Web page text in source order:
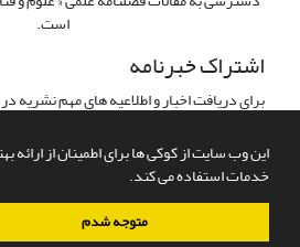
این وب سایت از کوکی ها برای اطمینان از ارائه
خدمات استفاده می کند.
متوجه شدم
است.
اشتراک خبرنامه
برای دریافت اخبار و اطلاعیه های مهم نشریه